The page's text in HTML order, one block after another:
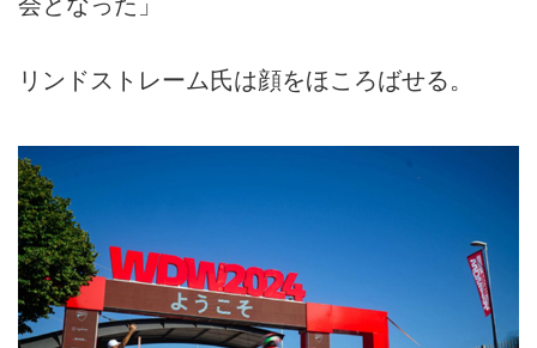
リンドストレーム氏は顔をほころばせる。